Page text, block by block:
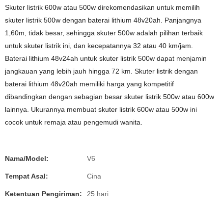
Skuter listrik 600w atau 500w direkomendasikan untuk memilih
skuter listrik 500w dengan baterai lithium 48v20ah. Panjangnya
1,60m, tidak besar, sehingga skuter 500w adalah pilihan terbaik
untuk skuter listrik ini, dan kecepatannya 32 atau 40 km/jam.
Baterai lithium 48v24ah untuk skuter listrik 500w dapat menjamin
jangkauan yang lebih jauh hingga 72 km. Skuter listrik dengan
baterai lithium 48v20ah memiliki harga yang kompetitif
dibandingkan dengan sebagian besar skuter listrik 500w atau 600w
lainnya. Ukurannya membuat skuter listrik 600w atau 500w ini
cocok untuk remaja atau pengemudi wanita.
Nama/Model: V6
Tempat Asal: Cina
Ketentuan Pengiriman: 25 hari